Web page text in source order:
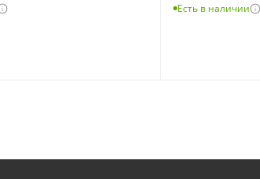
Есть в наличии